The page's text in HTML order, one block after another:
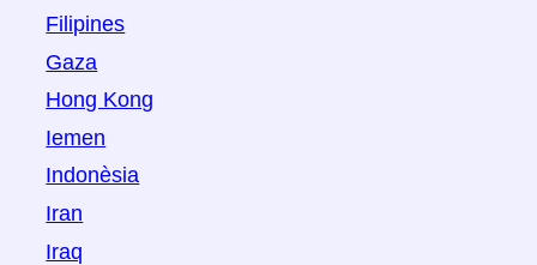
Filipines
Gaza
Hong Kong
Iemen
Indonèsia
Iran
Iraq